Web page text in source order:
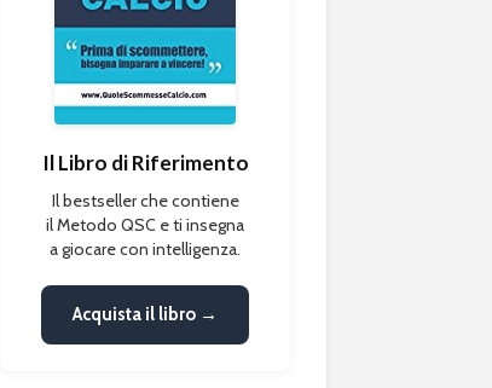
Il Libro di Riferimento
Il bestseller che contiene
il Metodo QSC e ti insegna
a giocare con intelligenza.
Acquista il libro →